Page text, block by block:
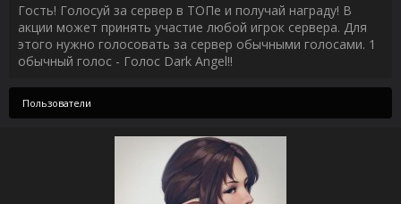
Гость! Голосуй за сервер в ТОПе и получай награду! В
акции может принять участие любой игрок сервера. Для
этого нужно голосовать за сервер обычными голосами. 1
обычный голос - Голос Dark Angel!!
Пользователи